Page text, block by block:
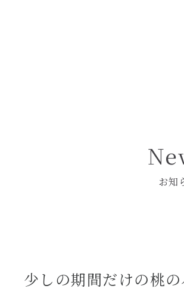
お知
少しの期間だけの桃の